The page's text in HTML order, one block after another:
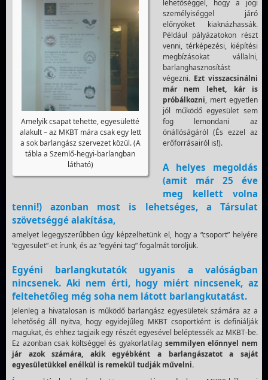
Amelyik csapat tehette, egyesületté
alakult – az MKBT mára csak egy lett
a sok barlangász szervezet közül. (A
tábla a Szemlő-hegyi-barlangban
látható)
lehetőséggel, hogy a jogi
személyiséggel járó
előnyöket kiaknázhassák.
Például pályázatokon részt
venni, térképezési, kiépítési
megbízásokat vállalni,
barlanghasznosítást
végezni. Ezt visszacsinálni
már nem lehet, kár is
próbálkozni, mert egyetlen
jól működő egyesület sem
fog lemondani az
önállóságáról (És ezzel az
erőforrásairól is!).
A helyes megoldás
(amit már 25 éve
meg kellett volna
tenni!) azonban most is lehetséges, a Társulat
szövetséggé alakítása,
amelyet legegyszerűbben úgy képzelhetünk el, hogy a “csoport” helyére
“egyesület”-et írunk, és az “egyéni tag” fogalmát töröljük.
Egyéni barlangkutatók ugyanis a valóságban
nincsenek. Aki nem érti, hogy miért nincsenek, az
feltehetőleg még soha nem látott barlangkutatást.
Jelenleg a hivatalosan is működő barlangász egyesületek számára az a
lehetőség áll nyitva, hogy egyidejűleg MKBT csoportként is definiálják
magukat, és ehhez tagjaik egy részét egyesével beléptessék az MKBT-be.
Ez azonban csak költséggel és gyakorlatilag semmilyen előnnyel nem
jár azok számára, akik egyébként a barlangászatot a saját
egyesületükkel enélkül is remekül tudják művelni.